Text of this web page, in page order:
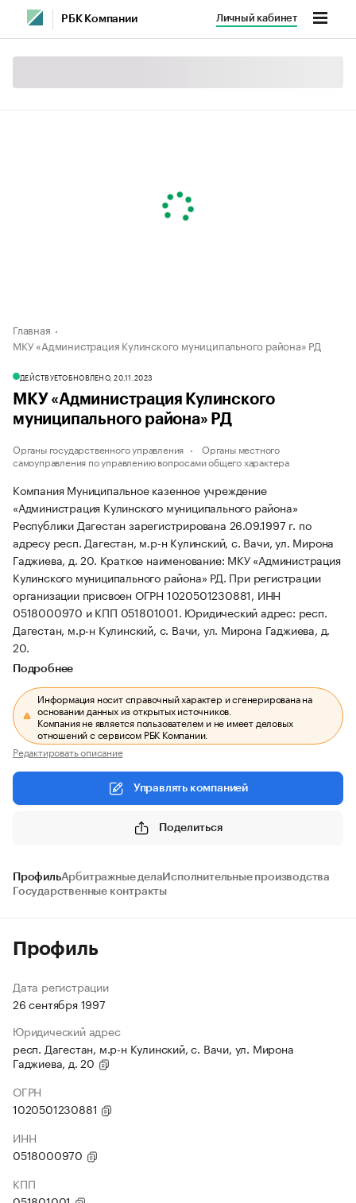
РБК Компании Личный кабинет
Главная
МКУ «Администрация Кулинского муниципального района» РД
ДЕЙСТВУЕТОБНОВЛЕНО, 20.11.2023
МКУ «Администрация Кулинского
муниципального района» РД
Органы государственного управления
Органы местного
самоуправления по управлению вопросами общего характера
Компания Муниципальное казенное учреждение
«Администрация Кулинского муниципального района»
Республики Дагестан зарегистрирована 26.09.1997 г. по
адресу респ. Дагестан, м.р-н Кулинский, с. Вачи, ул. Мирона
Гаджиева, д. 20. Краткое наименование: МКУ «Администрация
Кулинского муниципального района» РД. При регистрации
организации присвоен ОГРН 1020501230881, ИНН
0518000970 и КПП 051801001. Юридический адрес: респ.
Дагестан, м.р-н Кулинский, с. Вачи, ул. Мирона Гаджиева, д.
20.
Подробнее
Информация носит справочный характер и сгенерирована на
основании данных из открытых источников.
Компания не является пользователем и не имеет деловых
отношений с сервисом РБК Компании.
Редактировать описание
Управлять компанией
Поделиться
ПрофильАрбитражные дела Исполнительные производства
Государственные контракты
Профиль
Дата регистрации
26 сентября 1997
Юридический адрес
респ. Дагестан, м.р-н Кулинский, с. Вачи, ул. Мирона
Гаджиева, д. 20
ОГРН
1020501230881
ИНН
0518000970
КПП